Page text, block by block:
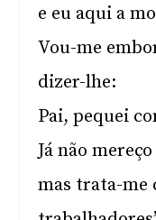
e eu aqui a
Vou-me
dizer-lhe:
Pai, pequei
Já não
mas trata-me